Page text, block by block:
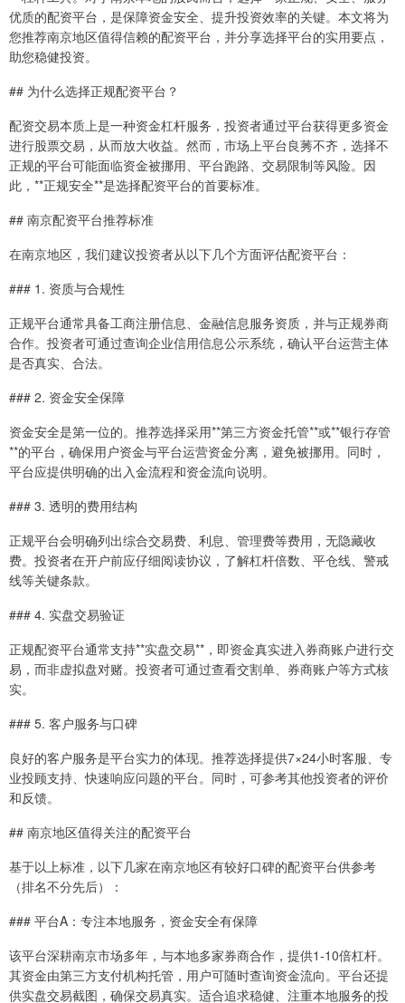
优质的配资平台，是保障资金安全、提升投资效率的关键。本文将为
您推荐南京地区值得信赖的配资平台，并分享选择平台的实用要点，
助您稳健投资。
## 为什么选择正规配资平台？
配资交易本质上是一种资金杠杆服务，投资者通过平台获得更多资金
进行股票交易，从而放大收益。然而，市场上平台良莠不齐，选择不
正规的平台可能面临资金被挪用、平台跑路、交易限制等风险。因
此，**正规安全**是选择配资平台的首要标准。
## 南京配资平台推荐标准
在南京地区，我们建议投资者从以下几个方面评估配资平台：
### 1. 资质与合规性
正规平台通常具备工商注册信息、金融信息服务资质，并与正规券商
合作。投资者可通过查询企业信用信息公示系统，确认平台运营主体
是否真实、合法。
### 2. 资金安全保障
资金安全是第一位的。推荐选择采用**第三方资金托管**或**银行存管
**的平台，确保用户资金与平台运营资金分离，避免被挪用。同时，
平台应提供明确的出入金流程和资金流向说明。
### 3. 透明的费用结构
正规平台会明确列出综合交易费、利息、管理费等费用，无隐藏收
费。投资者在开户前应仔细阅读协议，了解杠杆倍数、平仓线、警戒
线等关键条款。
### 4. 实盘交易验证
正规配资平台通常支持**实盘交易**，即资金真实进入券商账户进行交
易，而非虚拟盘对赌。投资者可通过查看交割单、券商账户等方式核
实。
### 5. 客户服务与口碑
良好的客户服务是平台实力的体现。推荐选择提供7×24小时客服、专
业投顾支持、快速响应问题的平台。同时，可参考其他投资者的评价
和反馈。
## 南京地区值得关注的配资平台
基于以上标准，以下几家在南京地区有较好口碑的配资平台供参考
（排名不分先后）：
### 平台A：专注本地服务，资金安全有保障
该平台深耕南京市场多年，与本地多家券商合作，提供1-10倍杠杆。
其资金由第三方支付机构托管，用户可随时查询资金流向。平台还提
供实盘交易截图，确保交易真实。适合追求稳健、注重本地服务的投